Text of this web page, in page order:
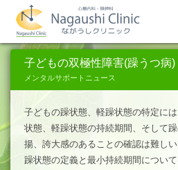
子どもの双極性障害(躁うつ病)
メンタルサポートニュース
子どもの躁状態、軽躁状態の特定に
状態、軽躁状態の持続期間、そして
揚、誇大感のあることの確認は難し
躁状態の定義と最小持続期間につい